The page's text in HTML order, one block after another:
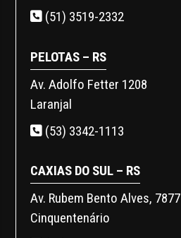
(51) 3519-2332
PELOTAS – RS
Av. Adolfo Fetter 1208
Laranjal
(53) 3342-1113
CAXIAS DO SUL – RS
Av. Rubem Bento Alves, 7877
Cinquentenário